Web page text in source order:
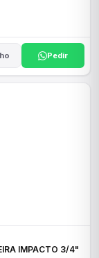
Pedir
IMPACTO 3/4"